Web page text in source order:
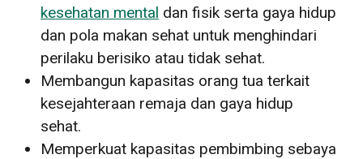
kesehatan mental dan fisik serta gaya hidup
dan pola makan sehat untuk menghindari
perilaku berisiko atau tidak sehat.
Membangun kapasitas orang tua terkait
kesejahteraan remaja dan gaya hidup
sehat.
Memperkuat kapasitas pembimbing sebaya